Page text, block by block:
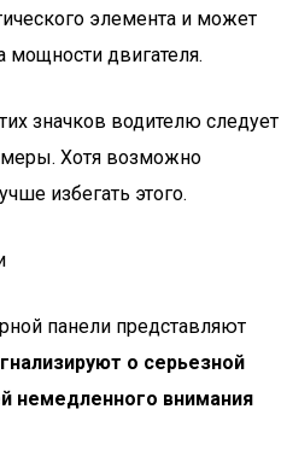
элемента и может
мощности двигателя.
значков водителю следует
Хотя возможно
избегать этого.
панели представляют
о серьезной
немедленного внимания